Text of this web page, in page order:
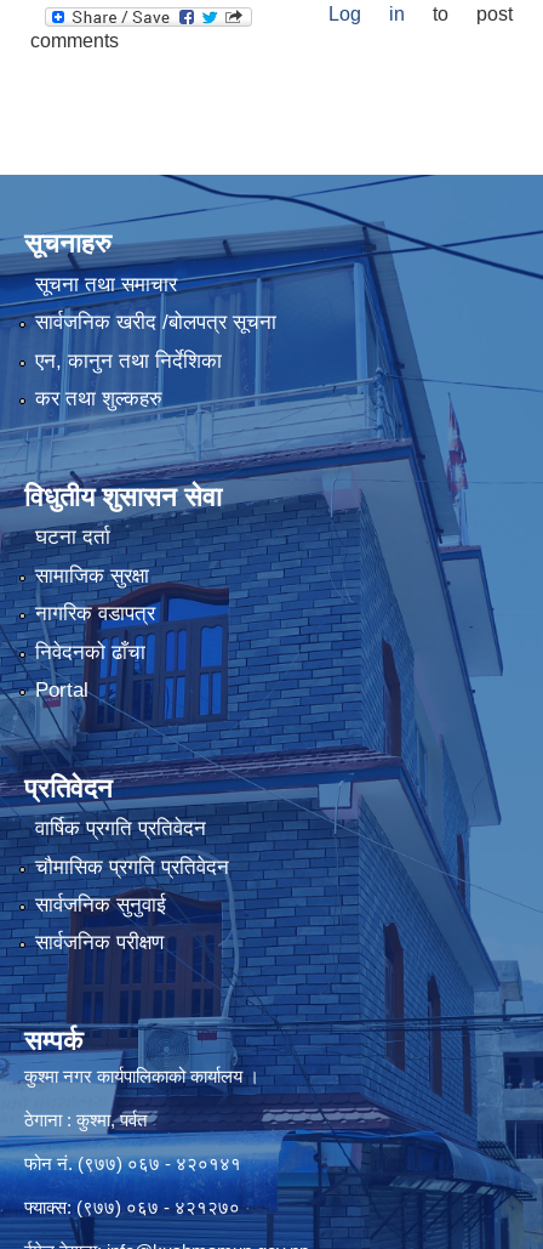
Log in to post
comments
सूचनाहरु
सूचना तथा समाचार
सार्वजनिक खरीद /बोलपत्र सूचना
एन, कानुन तथा निर्देशिका
कर तथा शुल्कहरु
विधुतीय शुसासन सेवा
घटना दर्ता
सामाजिक सुरक्षा
नागरिक वडापत्र
निवेदनको ढाँचा
Portal
प्रतिवेदन
वार्षिक प्रगति प्रतिवेदन
चौमासिक प्रगति प्रतिवेदन
सार्वजनिक सुनुवाई
सार्वजनिक परीक्षण
सम्पर्क
कुश्मा नगर कार्यपालिकाको कार्यालय ।
ठेगाना : कुश्मा, पर्वत
फोन नं. (९७७) ०६७ - ४२०१४१
फ्याक्स: (९७७) ०६७ - ४२१२७०